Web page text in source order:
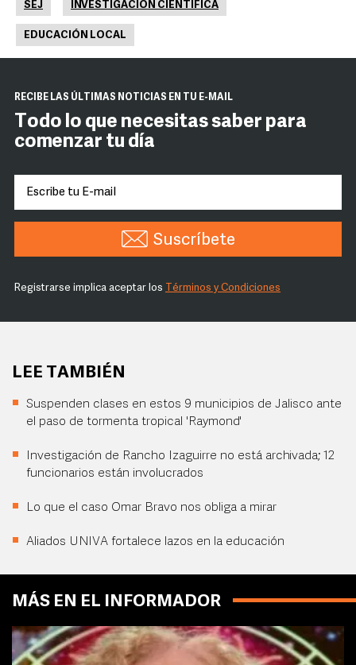
SEJ INVESTIGACIÓN CIENTÍFICA
EDUCACIÓN LOCAL
RECIBE LAS ÚLTIMAS NOTICIAS EN TU E-MAIL
Todo lo que necesitas saber para
comenzar tu día
Suscríbete
Registrarse implica aceptar los Términos y Condiciones
LEE TAMBIÉN
Suspenden clases en estos 9 municipios de Jalisco ante
el paso de tormenta tropical 'Raymond'
Investigación de Rancho Izaguirre no está archivada; 12
funcionarios están involucrados
Lo que el caso Omar Bravo nos obliga a mirar
Aliados UNIVA fortalece lazos en la educación
MÁS EN EL INFORMADOR